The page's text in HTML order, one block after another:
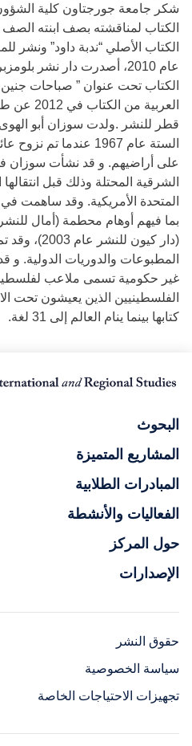
شكر جامعة جورجتاون كلية
الكتاب لمناقشته بصف ابنته
عام 2010، أصدرت دار نشر
الكتاب تحت عنوان ” صباحات
العربية
قطر للنشر .ولدت سوزان أبو الهوى
الستة عام 1967 عندما
على أراضيهم. و قد نشأت سوزان
الشرقية المحتلة وذلك قبل انتقالها
المتحدة الأمريكية. وقد ساهمت
(دار كيون
المطبوعات والدوريات الدولية.
غير حكومية تسمى ملاعب
الفلسطينيين الذين يعيشون تحت
كتابها بينما ينام العالم إلى 31 لغة.
البحوث
المشاريع المتميزة
المبادرات الطلابية
الفعاليات والأنشطة
حول المركز
الإصدارات
حقوق النشر
سياسة الخصوصية
تجهيزات الاحتياجات الخاصة